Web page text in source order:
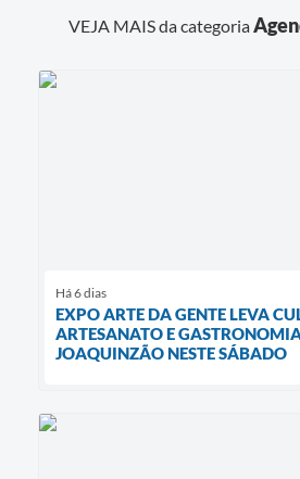
VEJA MAIS da categoria
Há 6 dias
EXPO ARTE DA GENTE LEVA
ARTESANATO E
JOAQUINZÃO NESTE SÁBADO